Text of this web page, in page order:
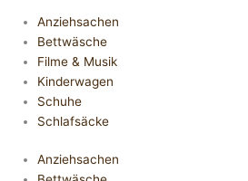
Anziehsachen
Bettwäsche
Filme & Musik
Kinderwagen
Schuhe
Schlafsäcke
Anziehsachen